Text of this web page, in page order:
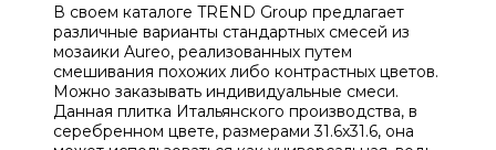
В своем каталоге TREND Group предлагает
различные варианты стандартных смесей из
мозаики Aureo, реализованных путем
смешивания похожих либо контрастных цветов.
Можно заказывать индивидуальные смеси.
Данная плитка Итальянского производства, в
серебренном цвете, размерами 31.6х31.6, она